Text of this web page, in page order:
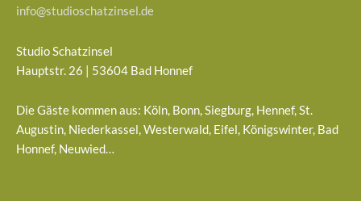
info@studioschatzinsel.de
Studio Schatzinsel
Hauptstr. 26 | 53604 Bad Honnef
Die Gäste kommen aus: Köln, Bonn, Siegburg, Hennef, St.
Augustin, Niederkassel, Westerwald, Eifel, Königswinter, Bad
Honnef, Neuwied…